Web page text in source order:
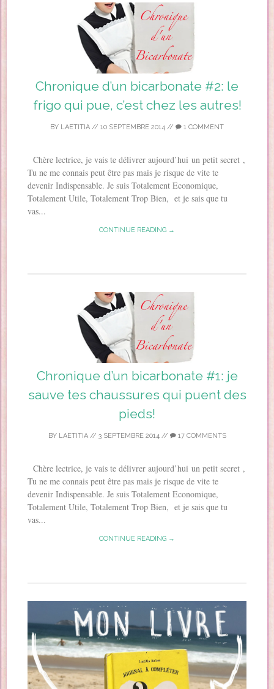
Chronique d’un bicarbonate #2: le
frigo qui pue, c’est chez les autres!
BY LAETITIA // 10 SEPTEMBRE 2014 // 1 COMMENT
Chère lectrice, je vais te délivrer aujourd’hui un petit secret ,
Tu ne me connais peut être pas mais je risque de vite te
devenir Indispensable. Je suis Totalement Economique,
Totalement Utile, Totalement Trop Bien, et je sais que tu
vas...
CONTINUE READING →
Chronique d’un bicarbonate #1: je
sauve tes chaussures qui puent des
pieds!
BY LAETITIA// 3 SEPTEMBRE 2014 // 17 COMMENTS
Chère lectrice, je vais te délivrer aujourd’hui un petit secret ,
Tu ne me connais peut être pas mais je risque de vite te
devenir Indispensable. Je suis Totalement Economique,
Totalement Utile, Totalement Trop Bien, et je sais que tu
vas...
CONTINUE READING →